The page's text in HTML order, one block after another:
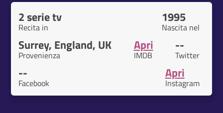
2 serie tv
Recita in
1995
Nascita nel
Surrey, England, UK
Provenienza
Apri
IMDB
--
Twitter
--
Facebook
Apri
Instagram